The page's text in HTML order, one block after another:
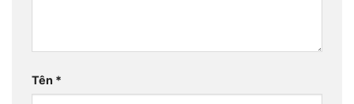
Tên *